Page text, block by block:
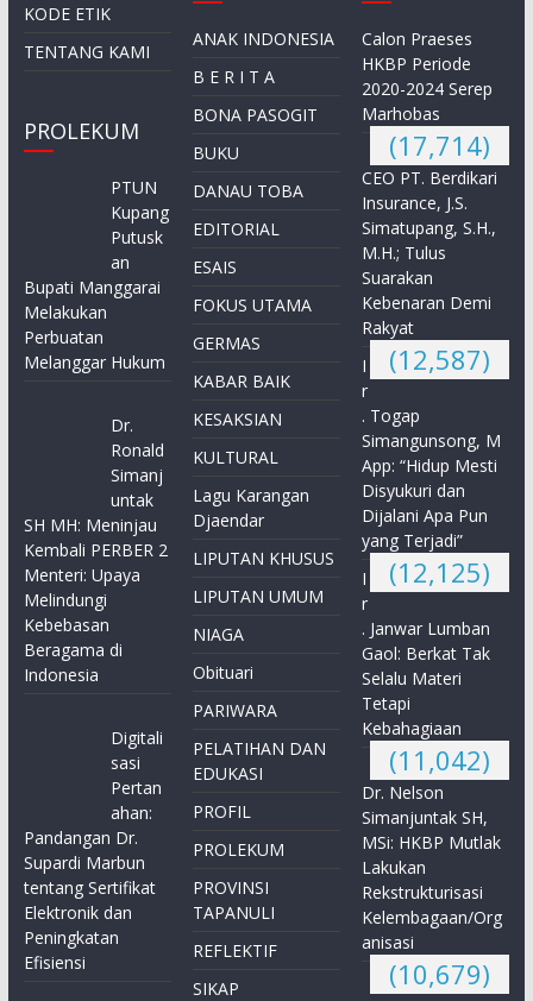
KODE ETIK
TENTANG KAMI
PROLEKUM
PTUN
Kupang
Putusk
an
Bupati Manggarai
Melakukan
Perbuatan
Melanggar Hukum
Dr.
Ronald
Simanj
untak
SH MH: Meninjau
Kembali PERBER 2
Menteri: Upaya
Melindungi
Kebebasan
Beragama di
Indonesia
Digitali
sasi
Pertan
ahan:
Pandangan Dr.
Supardi Marbun
tentang Sertifikat
Elektronik dan
Peningkatan
Efisiensi
ANAK INDONESIA
B E R I T A
BONA PASOGIT
BUKU
DANAU TOBA
EDITORIAL
ESAIS
FOKUS UTAMA
GERMAS
KABAR BAIK
KESAKSIAN
KULTURAL
Lagu Karangan
Djaendar
LIPUTAN KHUSUS
LIPUTAN UMUM
NIAGA
Obituari
PARIWARA
PELATIHAN DAN
EDUKASI
PROFIL
PROLEKUM
PROVINSI
TAPANULI
REFLEKTIF
SIKAP
Calon Praeses
HKBP Periode
2020-2024 Serep
Marhobas
(17,714)
CEO PT. Berdikari
Insurance, J.S.
Simatupang, S.H.,
M.H.; Tulus
Suarakan
Kebenaran Demi
Rakyat
(12,587)
I
r
. Togap
Simangunsong, M
App: “Hidup Mesti
Disyukuri dan
Dijalani Apa Pun
yang Terjadi”
(12,125)
I
r
. Janwar Lumban
Gaol: Berkat Tak
Selalu Materi
Tetapi
Kebahagiaan
(11,042)
Dr. Nelson
Simanjuntak SH,
MSi: HKBP Mutlak
Lakukan
Rekstrukturisasi
Kelembagaan/Org
anisasi
(10,679)